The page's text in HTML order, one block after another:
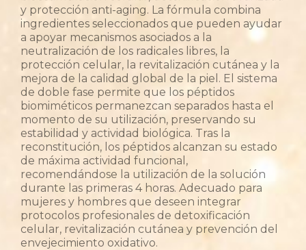
y protección anti-aging. La fórmula combina
ingredientes seleccionados que pueden ayudar
a apoyar mecanismos asociados a la
neutralización de los radicales libres, la
protección celular, la revitalización cutánea y la
mejora de la calidad global de la piel. El sistema
de doble fase permite que los péptidos
biomiméticos permanezcan separados hasta el
momento de su utilización, preservando su
estabilidad y actividad biológica. Tras la
reconstitución, los péptidos alcanzan su estado
de máxima actividad funcional,
recomendándose la utilización de la solución
durante las primeras 4 horas. Adecuado para
mujeres y hombres que deseen integrar
protocolos profesionales de detoxificación
celular, revitalización cutánea y prevención del
envejecimiento oxidativo.